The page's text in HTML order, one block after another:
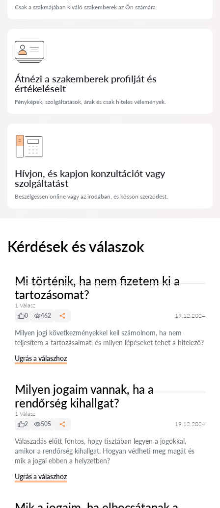
Csak a szakmájában kiváló szakemberek az Ön számára.
Átnézi a szakemberek profilját és
értékeléseit
Fényképek, szolgáltatások, árak és csak hiteles vélemények.
Hívjon, és kapjon konzultációt vagy
szolgáltatást
Beszélgessen online vagy az irodában, és kössön szerződést.
Kérdések és válaszok
Mi történik, ha nem fizetem ki a
tartozásomat?
1 Válasz
0
462 19.12.2024
Milyen jogi következményekkel kell számolnom, ha nem
teljesítem a tartozásaimat, és milyen lépéseket tehet a hitelező?
Ugrás a válaszhoz
Milyen jogaim vannak, ha a
rendőrség kihallgat?
1 Válasz
2
505 19.12.2024
Válaszadás előtt fontos, hogy tisztában legyen a jogokkal,
amikor a rendőrség kihallgat. Hogyan védheti meg magát és
mik a jogai ebben a helyzetben?
Ugrás a válaszhoz